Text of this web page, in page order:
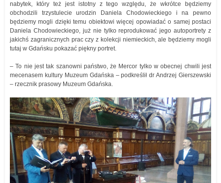
nabytek, który też jest istotny z tego względu, że wkrótce będziemy
obchodzili trzystulecie urodzin Daniela Chodowieckiego i na pewno
będziemy mogli dzięki temu obiektowi więcej opowiadać o samej postaci
Daniela Chodowieckiego, już nie tylko reprodukować jego autoportrety z
jakichś zagranicznych prac czy z kolekcji niemieckich, ale będziemy mogli
tutaj w Gdańsku pokazać piękny portret.
– To nie jest tak szanowni państwo, że Mercor tylko w obecnej chwili jest
mecenasem kultury Muzeum Gdańska – podkreślił dr Andrzej Gierszewski
– rzecznik prasowy Muzeum Gdańska.